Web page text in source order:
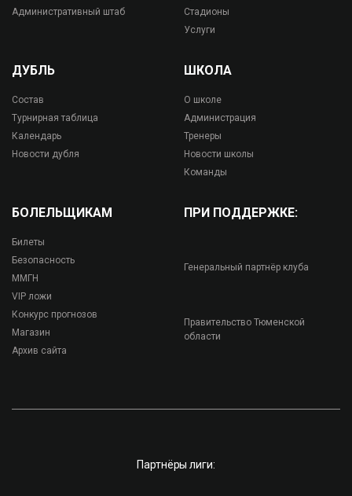
Административный штаб
Стадионы
Услуги
ДУБЛЬ
Состав
Турнирная таблица
Календарь
Новости дубля
ШКОЛА
О школе
Администрация
Тренеры
Новости школы
Команды
БОЛЕЛЬЩИКАМ
Билеты
Безопасность
ММГН
VIP ложи
Конкурс прогнозов
Магазин
Архив сайта
ПРИ ПОДДЕРЖКЕ:
Генеральный партнёр клуба
Правительство Тюменской
области
Партнёры лиги: